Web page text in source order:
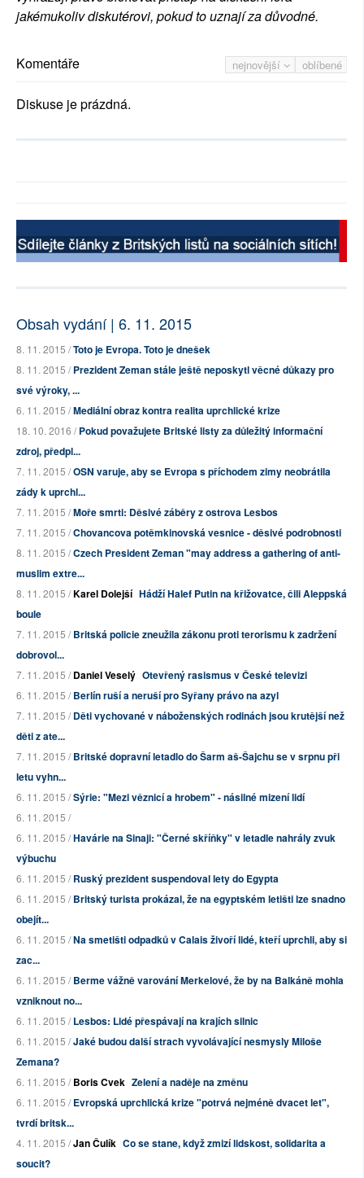
jakémukoliv diskutérovi, pokud to uznají za důvodné.
nejnovější oblíbené
Komentáře
Diskuse je prázdná.
Obsah vydání | 6. 11. 2015
8. 11. 2015 /Toto je Evropa. Toto je dnešek
8. 11. 2015 /Prezident Zeman stále ještě neposkytl věcné důkazy pro
své výroky, ...
6. 11. 2015 /Mediální obraz kontra realita uprchlické krize
18. 10. 2016 /Pokud považujete Britské listy za důležitý informační
zdroj, předpl...
7. 11. 2015 /OSN varuje, aby se Evropa s příchodem zimy neobrátila
zády k uprchl...
7. 11. 2015 /Moře smrti: Děsivé záběry z ostrova Lesbos
7. 11. 2015 /Chovancova potěmkinovská vesnice - děsivé podrobnosti
8. 11. 2015 /Czech President Zeman "may address a gathering of anti-
muslim extre...
8. 11. 2015 /Karel Dolejší Hádží Halef Putin na křižovatce, čili Aleppská
boule
7. 11. 2015 /Britská policie zneužila zákonu proti terorismu k zadržení
dobrovol...
7. 11. 2015 /Daniel Veselý Otevřený rasismus v České televizi
6. 11. 2015 /Berlín ruší a neruší pro Syřany právo na azyl
7. 11. 2015 /Děti vychované v náboženských rodinách jsou krutější než
děti z ate...
7. 11. 2015 /Britské dopravní letadlo do Šarm aš-Šajchu se v srpnu při
letu vyhn...
6. 11. 2015 /Sýrie: "Mezi věznicí a hrobem" - násilné mizení lidí
6. 11. 2015 /
6. 11. 2015 /Havárie na Sinaji: "Černé skříňky" v letadle nahrály zvuk
výbuchu
6. 11. 2015 /Ruský prezident suspendoval lety do Egypta
6. 11. 2015 /Britský turista prokázal, že na egyptském letišti lze snadno
obejít...
6. 11. 2015 /Na smetišti odpadků v Calais živoří lidé, kteří uprchli, aby si
zac...
6. 11. 2015 /Berme vážně varování Merkelové, že by na Balkáně mohla
vzniknout no...
6. 11. 2015 /Lesbos: Lidé přespávají na krajích silnic
6. 11. 2015 /Jaké budou další strach vyvolávající nesmysly Miloše
Zemana?
6. 11. 2015 /Boris Cvek Zelení a naděje na změnu
6. 11. 2015 /Evropská uprchlická krize "potrvá nejméně dvacet let",
tvrdí britsk...
4. 11. 2015 /Jan Čulík Co se stane, když zmizí lidskost, solidarita a
soucit?